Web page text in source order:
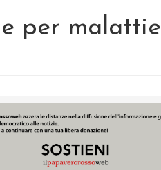
per malattie